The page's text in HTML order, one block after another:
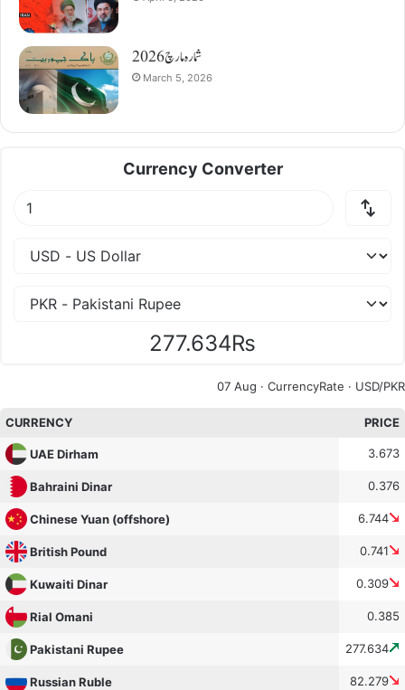
شمارہ مارچ 2026
March 5, 2026
Currency Converter
277.634₨
07 Aug · CurrencyRate · USD/PKR
CURRENCY PRICE
UAE Dirham 3.673
Bahraini Dinar 0.376
Chinese Yuan (offshore) 6.744
British Pound 0.741
Kuwaiti Dinar 0.309
Rial Omani 0.385
Pakistani Rupee 277.634
Russian Ruble 82.279